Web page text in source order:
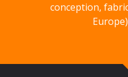
conception,